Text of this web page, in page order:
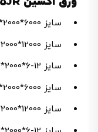
سایز 6000*2000*20
سایز 12000*2000*20
سایز 12-6*2000*20
سایز 6000*2000*25
سایز 12000*2000*25